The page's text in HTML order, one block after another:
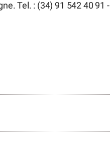
Tel. : (34) 91 542 40 91 -